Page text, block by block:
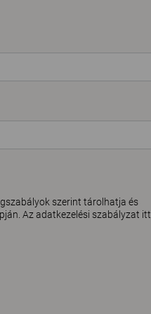
szerint tárolhatja és
Az adatkezelési szabályzat itt